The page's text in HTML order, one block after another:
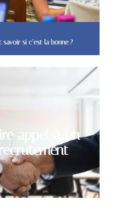
si c’est la bonne ?
appel à un